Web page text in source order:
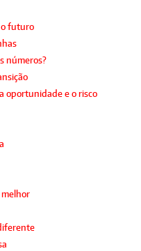
o futuro
números?
oportunidade e o risco
melhor